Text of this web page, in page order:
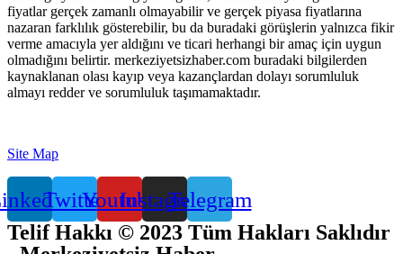
fiyatlar gerçek zamanlı olmayabilir ve gerçek piyasa fiyatlarına
nazaran farklılık gösterebilir, bu da buradaki görüşlerin yalnızca fikir
verme amacıyla yer aldığını ve ticari herhangi bir amaç için uygun
olmadığını belirtir. merkeziyetsizhaber.com buradaki bilgilerden
kaynaklanan olası kayıp veya kazançlardan dolayı sorumluluk
almayı redder ve sorumluluk taşımamaktadır.
Site Map
TwitterYoutubeInstagramTelegram
Telif Hakkı © 2023 Tüm Hakları Saklıdır